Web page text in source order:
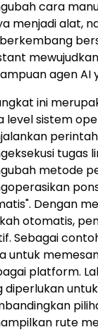
cara
menjadi alat,
agen AI
ini
level sistem
tugas
metode
Dengan
otomatis,
Sebagai
untuk
platform.
diperlukan
rute